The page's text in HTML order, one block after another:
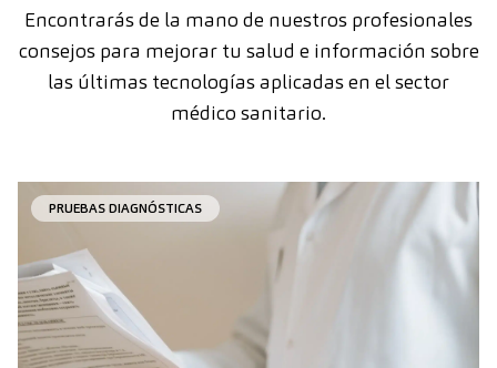
Encontrarás de la mano de nuestros profesionales
consejos para mejorar tu salud e información sobre
las últimas tecnologías aplicadas en el sector
médico sanitario.
PRUEBAS DIAGNÓSTICAS